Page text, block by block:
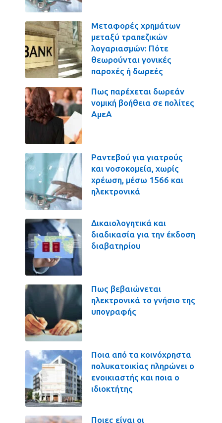
Μεταφορές χρημάτων
μεταξύ τραπεζικών
λογαριασμών: Πότε
θεωρούνται γονικές
παροχές ή δωρεές
Πως παρέχεται δωρεάν
νομική βοήθεια σε πολίτες
ΑμεΑ
Ραντεβού για γιατρούς
και νοσοκομεία, χωρίς
χρέωση, μέσω 1566 και
ηλεκτρονικά
Δικαιολογητικά και
διαδικασία για την έκδοση
διαβατηρίου
Πως βεβαιώνεται
ηλεκτρονικά το γνήσιο της
υπογραφής
Ποια από τα κοινόχρηστα
πολυκατοικίας πληρώνει ο
ενοικιαστής και ποια ο
ιδιοκτήτης
Ποιες είναι οι